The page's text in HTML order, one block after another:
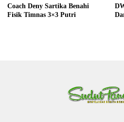
Coach Deny Sartika Benahi
Fisik Timnas 3×3 Putri